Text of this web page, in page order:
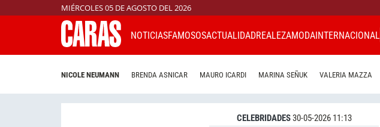
MIÉRCOLES 05 DE AGOSTO DEL 2026
NOTICIASFAMOSOSACTUALIDADREALEZAMODAINTERNACIONAL
NICOLE NEUMANN BRENDA ASNICAR MAURO ICARDI MARINA SEÑUK VALERIA MAZZA
CELEBRIDADES30-05-2026 11:13